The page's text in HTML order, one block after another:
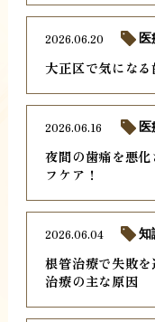
大正区で気になる
2026.06.20 医
夜間の歯痛を悪
フケア！
2026.06.16 医
根管治療で失敗
治療の主な原因
2026.06.04 知